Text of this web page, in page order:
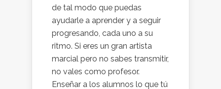
de tal modo que puedas
ayudarle a aprender y a seguir
progresando, cada uno a su
ritmo. Si eres un gran artista
marcial pero no sabes transmitir,
no vales como profesor.
Enseñar a los alumnos lo que tú